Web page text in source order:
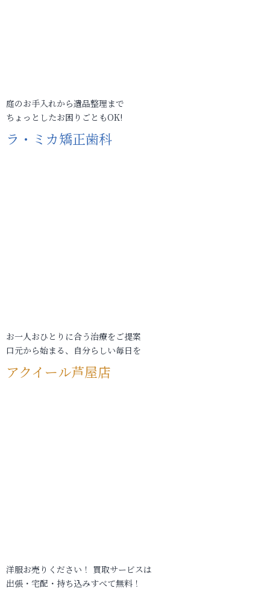
庭のお手入れから遺品整理まで
ちょっとしたお困りごともOK!
ラ・ミカ矯正歯科
お一人おひとりに合う治療をご提案
口元から始まる、自分らしい毎日を
アクイール芦屋店
洋服お売りください！ 買取サービスは
出張・宅配・持ち込みすべて無料！